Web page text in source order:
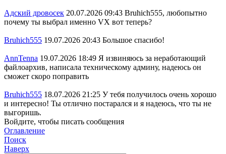
Адский дровосек 20.07.2026 09:43 Bruhich555, любопытно
почему ты выбрал именно VX вот теперь?
Bruhich555 19.07.2026 20:43 Большое спасибо!
AnnTenna 19.07.2026 18:49 Я извиняюсь за неработающий
файлоархив, написала техническому админу, надеюсь он
сможет скоро поправить
Bruhich555 18.07.2026 21:25 У тебя получилось очень хорошо
и интересно! Ты отлично постарался и я надеюсь, что ты не
выгоришь.
Войдите, чтобы писать сообщения
Оглавление
Поиск
Наверх